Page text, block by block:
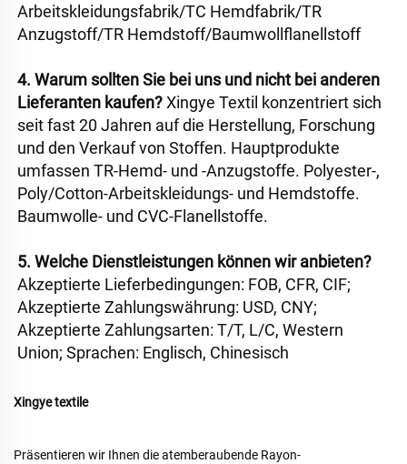
Arbeitskleidungsfabrik/TC Hemdfabrik/TR
Anzugstoff/TR Hemdstoff/Baumwollflanellstoff
4. Warum sollten Sie bei uns und nicht bei anderen
Lieferanten kaufen? Xingye Textil konzentriert sich
seit fast 20 Jahren auf die Herstellung, Forschung
und den Verkauf von Stoffen. Hauptprodukte
umfassen TR-Hemd- und -Anzugstoffe. Polyester-,
Poly/Cotton-Arbeitskleidungs- und Hemdstoffe.
Baumwolle- und CVC-Flanellstoffe.
Akzeptierte Lieferbedingungen: FOB, CFR, CIF;
Akzeptierte Zahlungswährung: USD, CNY;
Akzeptierte Zahlungsarten: T/T, L/C, Western
Union; Sprachen: Englisch, Chinesisch
Xingye textile
Präsentieren wir Ihnen die atemberaubende Rayon-